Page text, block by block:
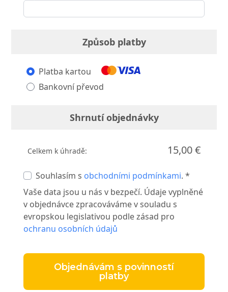
Způsob platby
Platba kartou
Bankovní převod
Shrnutí objednávky
Celkem k úhradě: 15,00 €
Souhlasím s obchodními podmínkami. *
Vaše data jsou u nás v bezpečí. Údaje vyplněné
v objednávce zpracováváme v souladu s
evropskou legislativou podle zásad pro
ochranu osobních údajů
Objednávám s povinností
platby